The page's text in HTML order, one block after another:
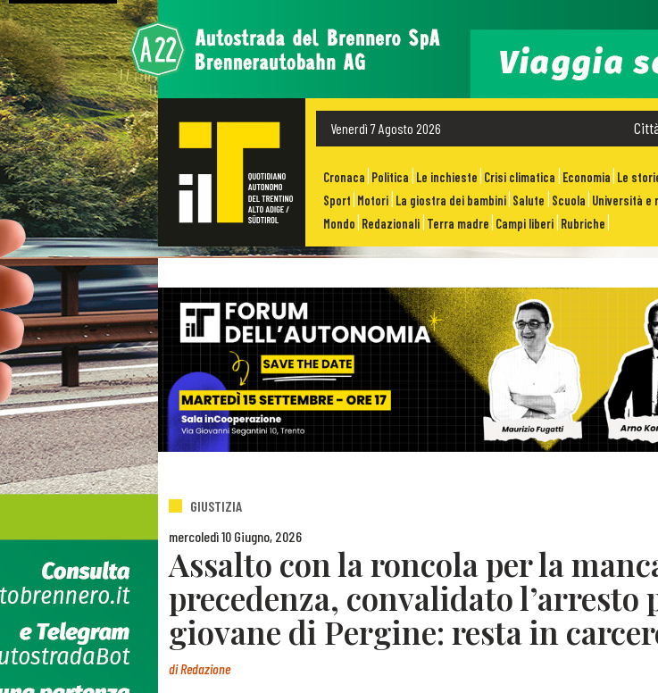
Venerdì 7 Agosto 2026
Cronaca Politica Le inchieste Crisi climatica Economia Le
Sport Motori La giostra dei bambini Salute Scuola Università e
Mondo Redazionali Terra madre Campi liberi Rubriche
GIUSTIZIA
mercoledì 10 Giugno, 2026
Assalto con la roncola per la
precedenza, convalidato l’arresto
giovane di Pergine: resta in
diRedazione